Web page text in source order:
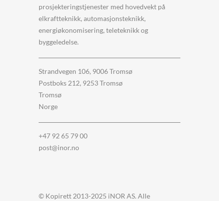
prosjekteringstjenester med hovedvekt på
elkraftteknikk, automasjonsteknikk,
energiøkonomisering, teleteknikk og
byggeledelse.
Strandvegen 106, 9006 Tromsø
Postboks 212, 9253 Tromsø
Tromsø
Norge
+47 92 65 79 00
post@inor.no
© Kopirett 2013-2025 iNOR AS. Alle